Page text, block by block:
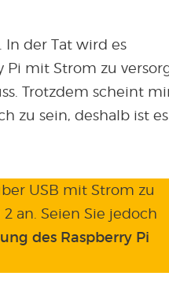
In der Tat wird es
mit Strom zu
Trotzdem scheint
zu sein, deshalb ist es
USB mit Strom zu
an. Seien Sie jedoch
des Raspberry Pi